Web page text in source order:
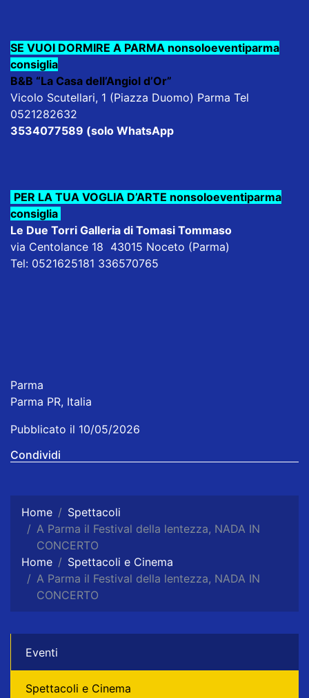
SE VUOI DORMIRE A PARMA nonsoloeventiparma
consiglia
B&B “La Casa dell’Angiol d’Or”
Vicolo Scutellari, 1 (Piazza Duomo) Parma Tel
0521282632
3534077589 (solo WhatsApp
PER LA TUA VOGLIA D’ARTE nonsoloeventiparma
consiglia
Le Due Torri Galleria di Tomasi Tommaso
via Centolance 18 43015 Noceto (Parma)
Tel: 0521625181 336570765
Parma
Parma PR, Italia
Pubblicato il 10/05/2026
Condividi
Home
Spettacoli
A Parma il Festival della lentezza, NADA IN
CONCERTO
Home
Spettacoli e Cinema
A Parma il Festival della lentezza, NADA IN
CONCERTO
Eventi
Spettacoli e Cinema